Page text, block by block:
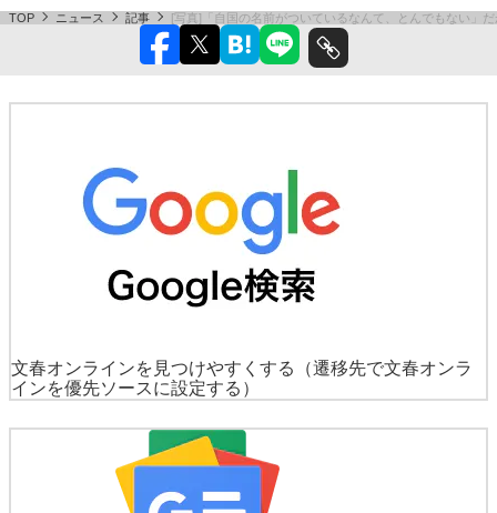
TOP ニュース 記事 [写真]「自国の名前がついているなんて、とんでもない」
文春オンラインを見つけやすくする
（遷移先で文春オンラ
インを優先ソースに設定する）